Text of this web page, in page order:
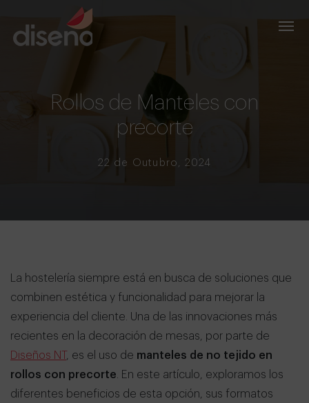
Rollos de Manteles con
precorte
22 de Outubro, 2024
La hostelería siempre está en busca de soluciones que
combinen estética y funcionalidad para mejorar la
experiencia del cliente. Una de las innovaciones más
recientes en la decoración de mesas, por parte de
Diseños NT
, es el uso de manteles de no tejido en
rollos con precorte . En este artículo, exploramos los
diferentes beneficios de esta opción, sus formatos